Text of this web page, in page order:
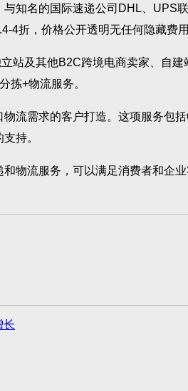
名的国际速递公司DHL、UPS
4折，价格公开透明无任何隐藏费用
及其他B2C跨境电商卖家、自建
拣+物流服务。
需求的客户打造。这项服务包
持。
流服务，可以满足消费者和企
长